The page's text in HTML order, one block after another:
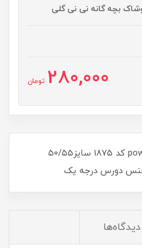
بچه گانه نی نی گلی
280,000 تومان
بلوز و شلوار pow some team کد ۱۸۷۵ سایز۵۰/۵۵
دیدگاه‌ها